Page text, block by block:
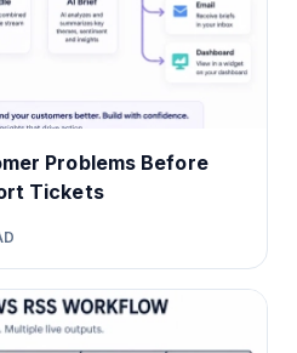
Problems Before
Tickets